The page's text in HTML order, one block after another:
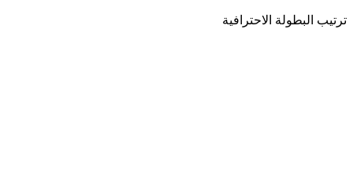
ترتيب البطولة الاحترافية